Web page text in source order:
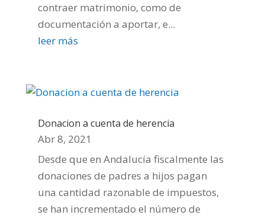
contraer matrimonio, como de
documentación a aportar, e...
leer más
Donacion a cuenta de herencia
Abr 8, 2021
Desde que en Andalucía fiscalmente las
donaciones de padres a hijos pagan
una cantidad razonable de impuestos,
se han incrementado el número de